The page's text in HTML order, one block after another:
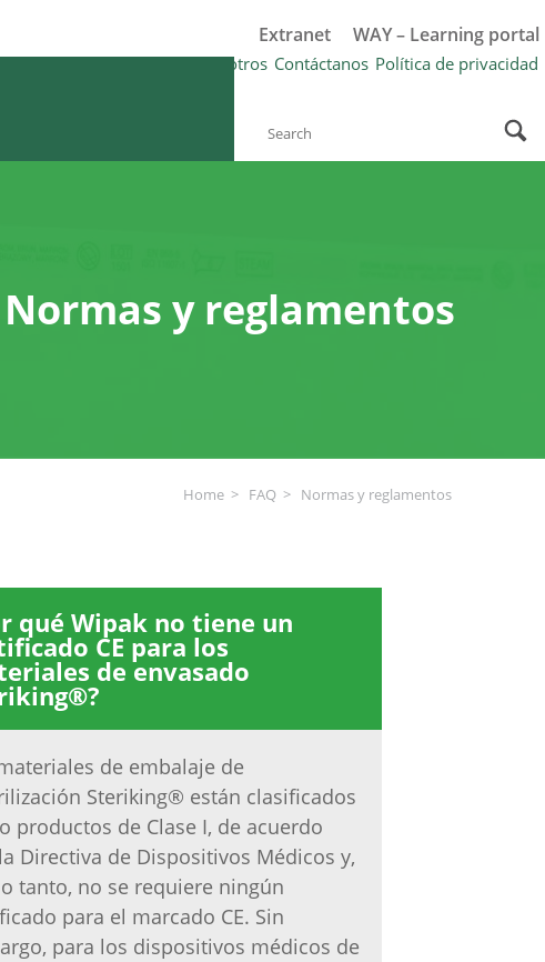
Extranet WAY – Learning portal
Steriking®? FAQ Sobre nosotros Contáctanos Política de privacidad
Normas y reglamentos
Home FAQ Normas y reglamentos
qué Wipak no tiene un
CE para los
de envasado
de embalaje de
Steriking® están clasificados
productos de Clase I, de acuerdo
Directiva de Dispositivos Médicos y,
tanto, no se requiere ningún
para el marcado CE. Sin
para los dispositivos médicos de